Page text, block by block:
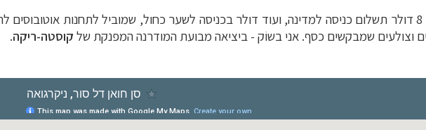
הגענו לדלפק החתמת הדרכונים. מבקשים מאיתנו 8 דולר תשלום כניסה למדינה, ועוד דולר בכניסה לשער כחול, שמוביל לתחנות
וצולעים שמבקשים כסף. אני בשוֹק - ביציאה מבועת המודרנה המפנקת של קוסטה-ריקה.